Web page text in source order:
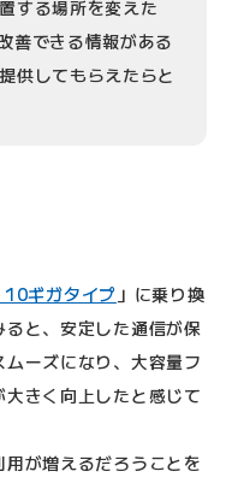
する場所を変えた
善できる情報がある
供してもらえたらと
ギガタイプ 」に乗り換
と、安定した通信が保
ーズになり、大容量フ
きく向上したと感じて
が増えるだろうことを